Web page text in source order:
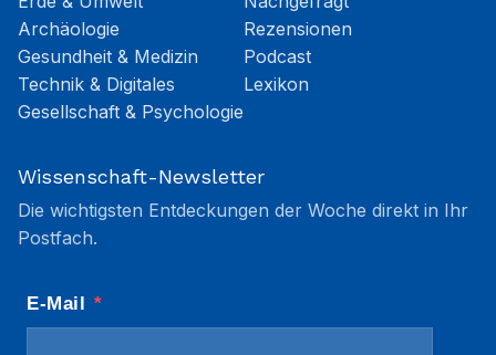
Archäologie
Gesundheit & Medizin
Technik & Digitales
Gesellschaft & Psychologie
Rezensionen
Podcast
Lexikon
Wissenschaft-Newsletter
Die wichtigsten Entdeckungen der Woche direkt in Ihr
Postfach.